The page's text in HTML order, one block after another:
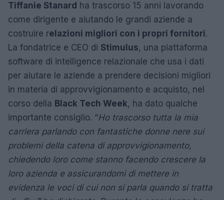
Tiffanie Stanard ha trascorso 15 anni lavorando
come dirigente e aiutando le grandi aziende a
costruire relazioni migliori con i propri fornitori.
La fondatrice e CEO di Stimulus, una piattaforma
software di intelligence relazionale che usa i dati
per aiutare le aziende a prendere decisioni migliori
in materia di approvvigionamento e acquisto, nel
corso della Black Tech Week, ha dato qualche
importante consiglio. “Ho trascorso tutta la mia
carriera parlando con fantastiche donne nere sui
problemi della catena di approvvigionamento,
chiedendo loro come stanno facendo crescere la
loro azienda e assicurandomi di mettere in
evidenza le voci di cui non si parla quando si tratta